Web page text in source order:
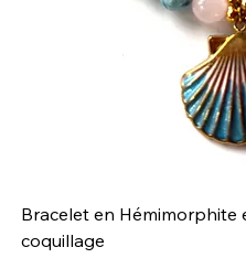
Bracelet en Hémimorphite
coquillage